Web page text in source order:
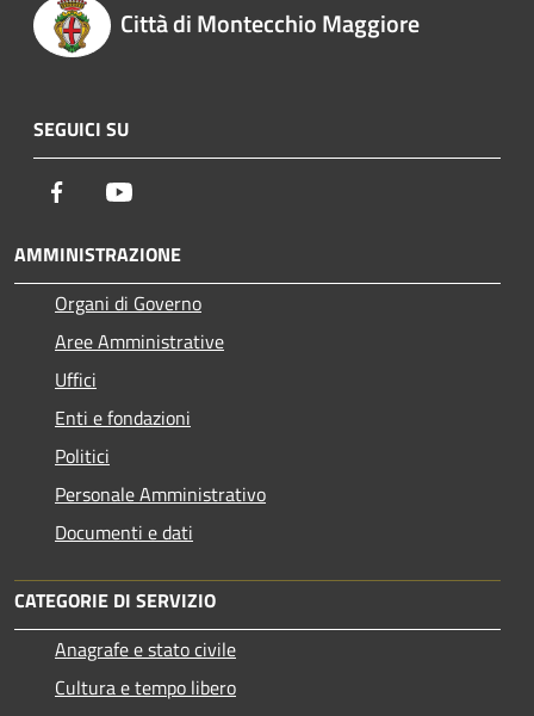
Città di Montecchio Maggiore
SEGUICI SU
Facebook
AMMINISTRAZIONE
Organi di Governo
Aree Amministrative
Uffici
Enti e fondazioni
Politici
Personale Amministrativo
Documenti e dati
CATEGORIE DI SERVIZIO
Anagrafe e stato civile
Cultura e tempo libero